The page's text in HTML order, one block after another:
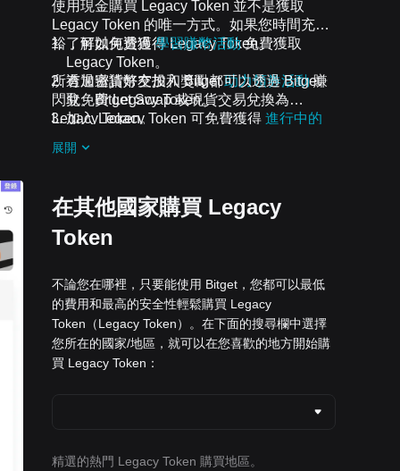
使用現金購買 Legacy Token 並不是獲取
Legacy Token 的唯一方式。如果您時間充
裕，可以免費獲得 Legacy Token。
了解如何透過學習賺幣活動免費獲取
Legacy Token。
透過邀請好友加入 Bitget助力領券活動賺
取免費 Legacy Token。
加入 Legacy Token 可免費獲得 進行中的
所有加密貨幣空投和獎勵都可以透過 Bitget
閃兌、Bitget Swap 或現貨交易兌換為
Legacy Token。
展開
在其他國家購買 Legacy
Token
不論您在哪裡，只要能使用 Bitget，您都可以最低
的費用和最高的安全性輕鬆購買 Legacy
Token（Legacy Token）。在下面的搜尋欄中選擇
您所在的國家/地區，就可以在您喜歡的地方開始購
買 Legacy Token：
精選的熱門 Legacy Token 購買地區。